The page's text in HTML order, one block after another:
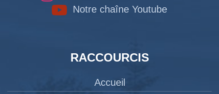
Notre chaîne Youtube
RACCOURCIS
Accueil